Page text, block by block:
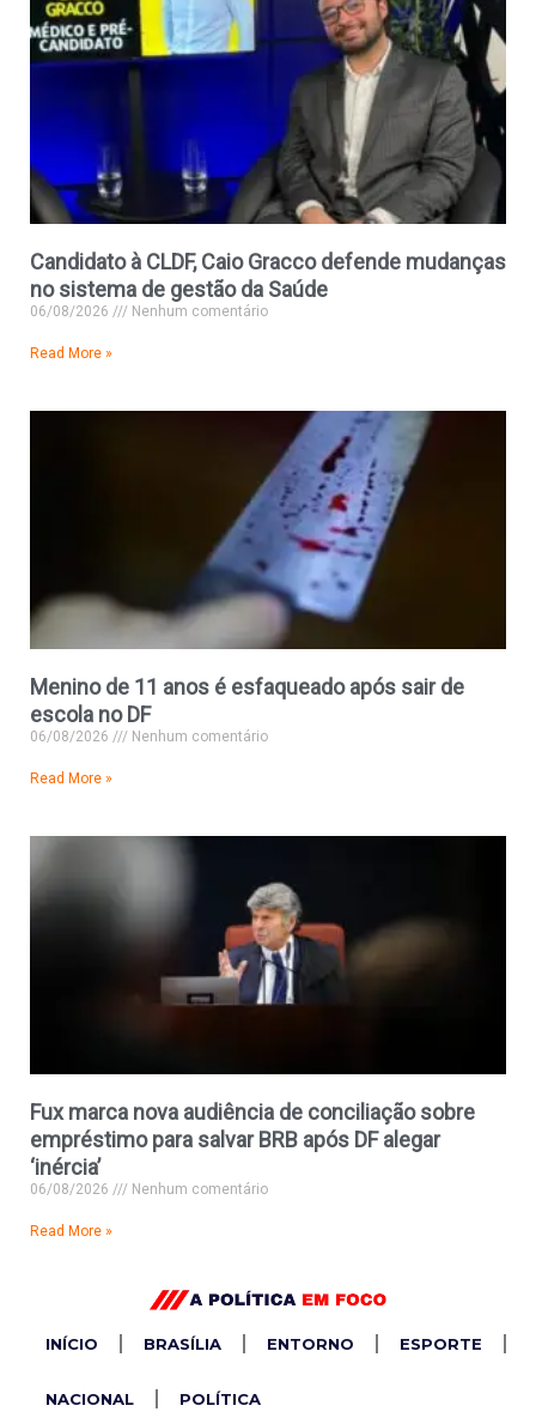
Candidato à CLDF, Caio Gracco defende mudanças
no sistema de gestão da Saúde
06/08/2026 Nenhum comentário
Read More »
Menino de 11 anos é esfaqueado após sair de
escola no DF
06/08/2026 Nenhum comentário
Read More »
Fux marca nova audiência de conciliação sobre
empréstimo para salvar BRB após DF alegar
‘inércia’
06/08/2026 Nenhum comentário
Read More »
INÍCIO BRASÍLIA ENTORNO ESPORTE
NACIONAL POLÍTICA